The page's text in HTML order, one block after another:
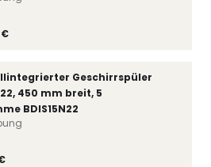
€
Geschirrspüler
450 mm breit, 5
BDIS15N22